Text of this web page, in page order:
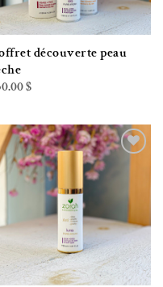
découverte peau
$
Ajouter à la liste de souhaits